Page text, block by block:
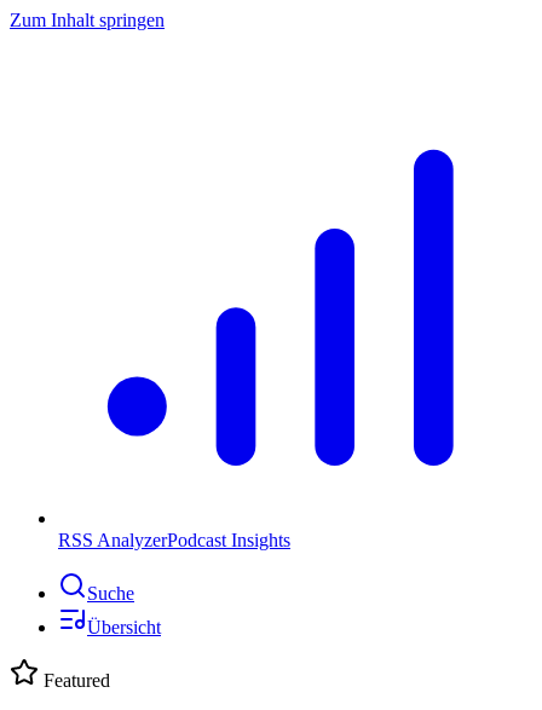
Zum Inhalt springen
RSS AnalyzerPodcast Insights
Suche
Übersicht
Featured